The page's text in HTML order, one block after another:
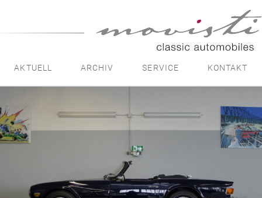
automobiles
AKTUELL ARCHIV SERVICE KONTAKT